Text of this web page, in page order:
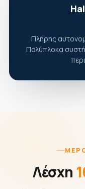
Πλήρης
Πολύπλοκα
Λέσχη